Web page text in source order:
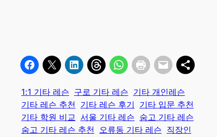
1:1 기타 레슨 구로 기타 레슨 기타 개인레슨
기타 레슨 추천
기타 레슨 후기
기타 입문 추천
기타 학원 비교 서울 기타 레슨 숨고 기타 레슨
숨고 기타 레슨 추천
오류동 기타 레슨 직장인